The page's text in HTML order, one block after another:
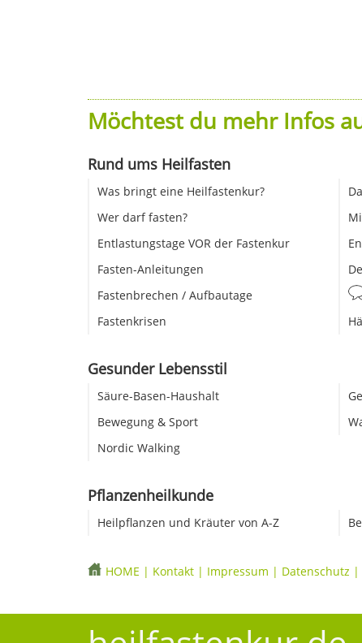
Möchtest du mehr Infos
Rund ums Heilfasten
Was bringt eine Heilfastenkur?
Wer darf fasten?
Entlastungstage VOR der Fastenkur
Fasten-Anleitungen
Fastenbrechen / Aufbautage
Fastenkrisen
Gesunder Lebensstil
Säure-Basen-Haushalt
Bewegung & Sport
Nordic Walking
Pflanzenheilkunde
Heilpflanzen und Kräuter von A-Z
HOME | Kontakt| Impressum | Datenschutz |